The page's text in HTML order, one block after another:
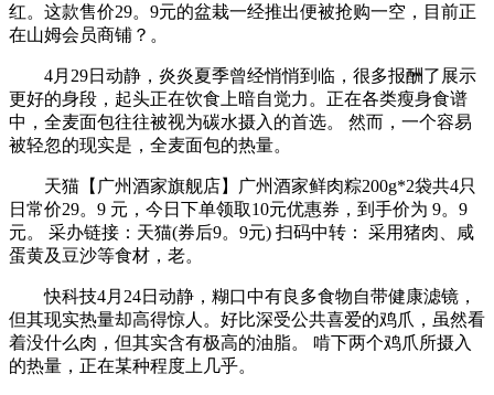
红。这款售价29。9元的盆栽一经推出便被抢购一空，目前正
在山姆会员商铺？。
4月29日动静，炎炎夏季曾经悄悄到临，很多报酬了展示
更好的身段，起头正在饮食上暗自觉力。正在各类瘦身食谱
中，全麦面包往往被视为碳水摄入的首选。 然而，一个容易
被轻忽的现实是，全麦面包的热量。
天猫【广州酒家旗舰店】广州酒家鲜肉粽200g*2袋共4只
日常价29。9 元，今日下单领取10元优惠券，到手价为 9。9
元。 采办链接：天猫(券后9。9元) 扫码中转： 采用猪肉、咸
蛋黄及豆沙等食材，老。
快科技4月24日动静，糊口中有良多食物自带健康滤镜，
但其现实热量却高得惊人。好比深受公共喜爱的鸡爪，虽然看
着没什么肉，但其实含有极高的油脂。 啃下两个鸡爪所摄入
的热量，正在某种程度上几乎。